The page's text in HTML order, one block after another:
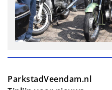
ParkstadVeendam.nl